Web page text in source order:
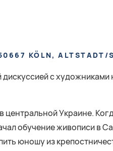
KÖLN, ALTSTADT/
дискуссией с художниками
Украине.
обучение живописи в
юношу из